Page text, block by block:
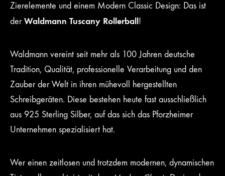
Zierelemente und einem Modern Classic Design: Das ist
derWaldmann Tuscany Rollerball!
Waldmann vereint seit mehr als 100 Jahren deutsche
Tradition, Qualität, professionelle Verarbeitung und den
Zauber der Welt in ihren mühevoll hergestellten
Schreibgeräten. Diese bestehen heute fast ausschließlich
aus 925 Sterling Silber, auf das sich das Pforzheimer
Unternehmen spezialisiert hat.
Wer einen zeitlosen und trotzdem modernen, dynamischen